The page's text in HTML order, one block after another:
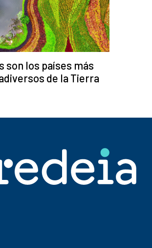
son los países más
de la Tierra